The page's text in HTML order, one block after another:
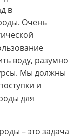
в
Очень
воду, разумно
Мы должны
и
для
– это задача